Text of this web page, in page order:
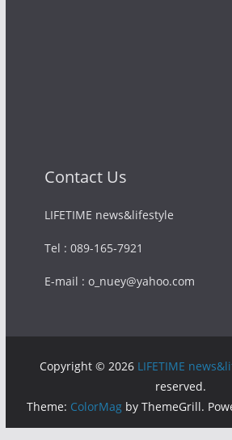
Contact Us
LIFETIME news&lifestyle
Tel : 089-165-7921
E-mail : o_nuey@yahoo.com
Copyright © 2026 LIFETIME
reserved.
Theme: ColorMagby ThemeGrill.